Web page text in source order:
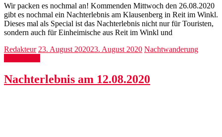
Wir packen es nochmal an! Kommenden Mittwoch den 26.08.2020
gibt es nochmal ein Nachterlebnis am Klausenberg in Reit im Winkl.
Dieses mal als Special ist das Nachterlebnis nicht nur für Touristen,
sondern auch für Einheimische aus Reit im Winkl und
Redakteur 23. August 202023. August 2020 Nachtwanderung
Nachterlebnis am 12.08.2020